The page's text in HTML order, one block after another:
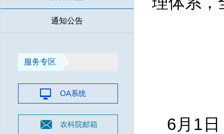
通知公告
服务专区
OA系统
农科院邮箱
6月1